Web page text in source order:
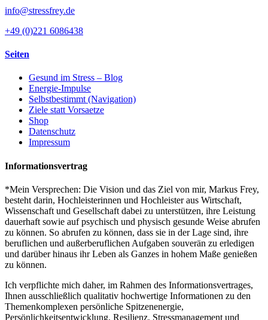
info@stressfrey.de
+49 (0)221 6086438
Seiten
Gesund im Stress – Blog
Energie-Impulse
Selbstbestimmt (Navigation)
Ziele statt Vorsaetze
Shop
Datenschutz
Impressum
Informationsvertrag
*Mein Versprechen: Die Vision und das Ziel von mir, Markus Frey,
besteht darin, Hochleisterinnen und Hochleister aus Wirtschaft,
Wissenschaft und Gesellschaft dabei zu unterstützen, ihre Leistung
dauerhaft sowie auf psychisch und physisch gesunde Weise abrufen
zu können. So abrufen zu können, dass sie in der Lage sind, ihre
beruflichen und außerberuflichen Aufgaben souverän zu erledigen
und darüber hinaus ihr Leben als Ganzes in hohem Maße genießen
zu können.
Ich verpflichte mich daher, im Rahmen des Informationsvertrages,
Ihnen ausschließlich qualitativ hochwertige Informationen zu den
Themenkomplexen persönliche Spitzenenergie,
Persönlichkeitsentwicklung, Resilienz, Stressmanagement und